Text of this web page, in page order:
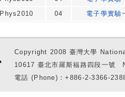
Phys2010 04 電子學實驗
Copyright 2008 臺灣大學
10617 臺北市羅斯福路四段一
電話 (Phone)：+886-2-3366-